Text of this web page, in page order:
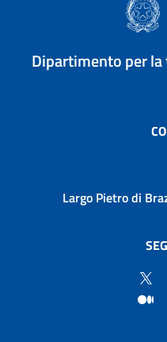
Dipartimento per
Largo Pietro di